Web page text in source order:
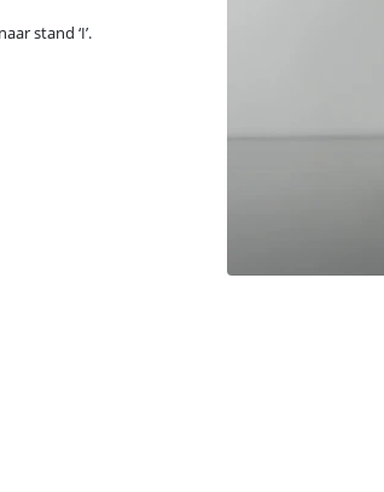
stand ‘I’.